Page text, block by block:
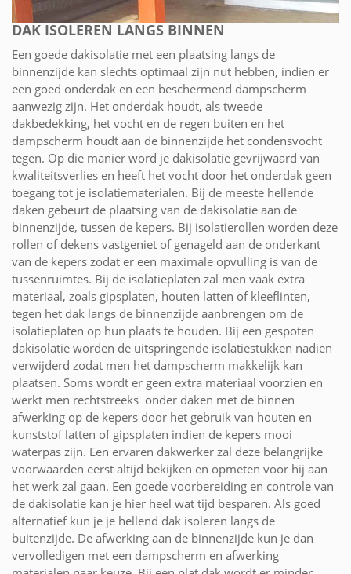
DAK ISOLEREN LANGS BINNEN
Een goede dakisolatie met een plaatsing langs de
binnenzijde kan slechts optimaal zijn nut hebben, indien er
een goed onderdak en een beschermend dampscherm
aanwezig zijn. Het onderdak houdt, als tweede
dakbedekking, het vocht en de regen buiten en het
dampscherm houdt aan de binnenzijde het condensvocht
tegen. Op die manier word je dakisolatie gevrijwaard van
kwaliteitsverlies en heeft het vocht door het onderdak geen
toegang tot je isolatiematerialen. Bij de meeste hellende
daken gebeurt de plaatsing van de dakisolatie aan de
binnenzijde, tussen de kepers. Bij isolatierollen worden deze
rollen of dekens vastgeniet of genageld aan de onderkant
van de kepers zodat er een maximale opvulling is van de
tussenruimtes. Bij de isolatieplaten zal men vaak extra
materiaal, zoals gipsplaten, houten latten of kleeflinten,
tegen het dak langs de binnenzijde aanbrengen om de
isolatieplaten op hun plaats te houden. Bij een gespoten
dakisolatie worden de uitspringende isolatiestukken nadien
verwijderd zodat men het dampscherm makkelijk kan
plaatsen. Soms wordt er geen extra materiaal voorzien en
werkt men rechtstreeks onder daken met de binnen
afwerking op de kepers door het gebruik van houten en
kunststof latten of gipsplaten indien de kepers mooi
waterpas zijn. Een ervaren dakwerker zal deze belangrijke
voorwaarden eerst altijd bekijken en opmeten voor hij aan
het werk zal gaan. Een goede voorbereiding en controle van
de dakisolatie kan je hier heel wat tijd besparen. Als goed
alternatief kun je je hellend dak isoleren langs de
buitenzijde. De afwerking aan de binnenzijde kun je dan
vervolledigen met een dampscherm en afwerking